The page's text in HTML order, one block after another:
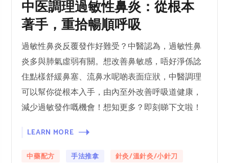
中医調理過敏性鼻炎：從根本
著手，重拾暢順呼吸
過敏性鼻炎反覆發作好難受？中醫認為，過敏性鼻
炎多與肺氣虛弱有關。想改善鼻敏感，唔好淨係諗
住點樣舒緩鼻塞、流鼻水呢啲表面症狀，中醫調理
可以幫你從根本入手，由內至外改善呼吸道健康，
減少過敏發作嘅機會！想知更多？即刻睇下文啦！
LEARN MORE
中藥配方 手法推拿 針灸/溫針灸/小針刀